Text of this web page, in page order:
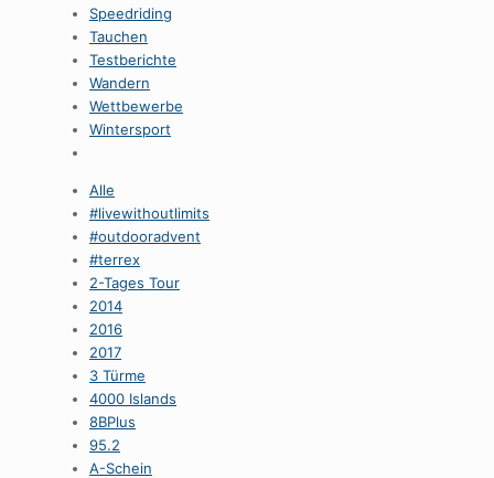
Speedriding
Tauchen
Testberichte
Wandern
Wettbewerbe
Wintersport
Alle
#livewithoutlimits
#outdooradvent
#terrex
2-Tages Tour
2014
2016
2017
3 Türme
4000 Islands
8BPlus
95.2
A-Schein